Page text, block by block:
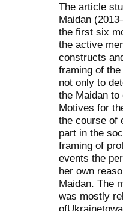
The article
Maidan
the first six
the active
constructs
framing of
not only to
the Maidan
Motives for
the course of
part in the
framing of
events the
her own
Maidan. The
was mostly